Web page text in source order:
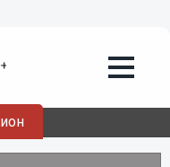
норм
России и США, на
об отсутствии